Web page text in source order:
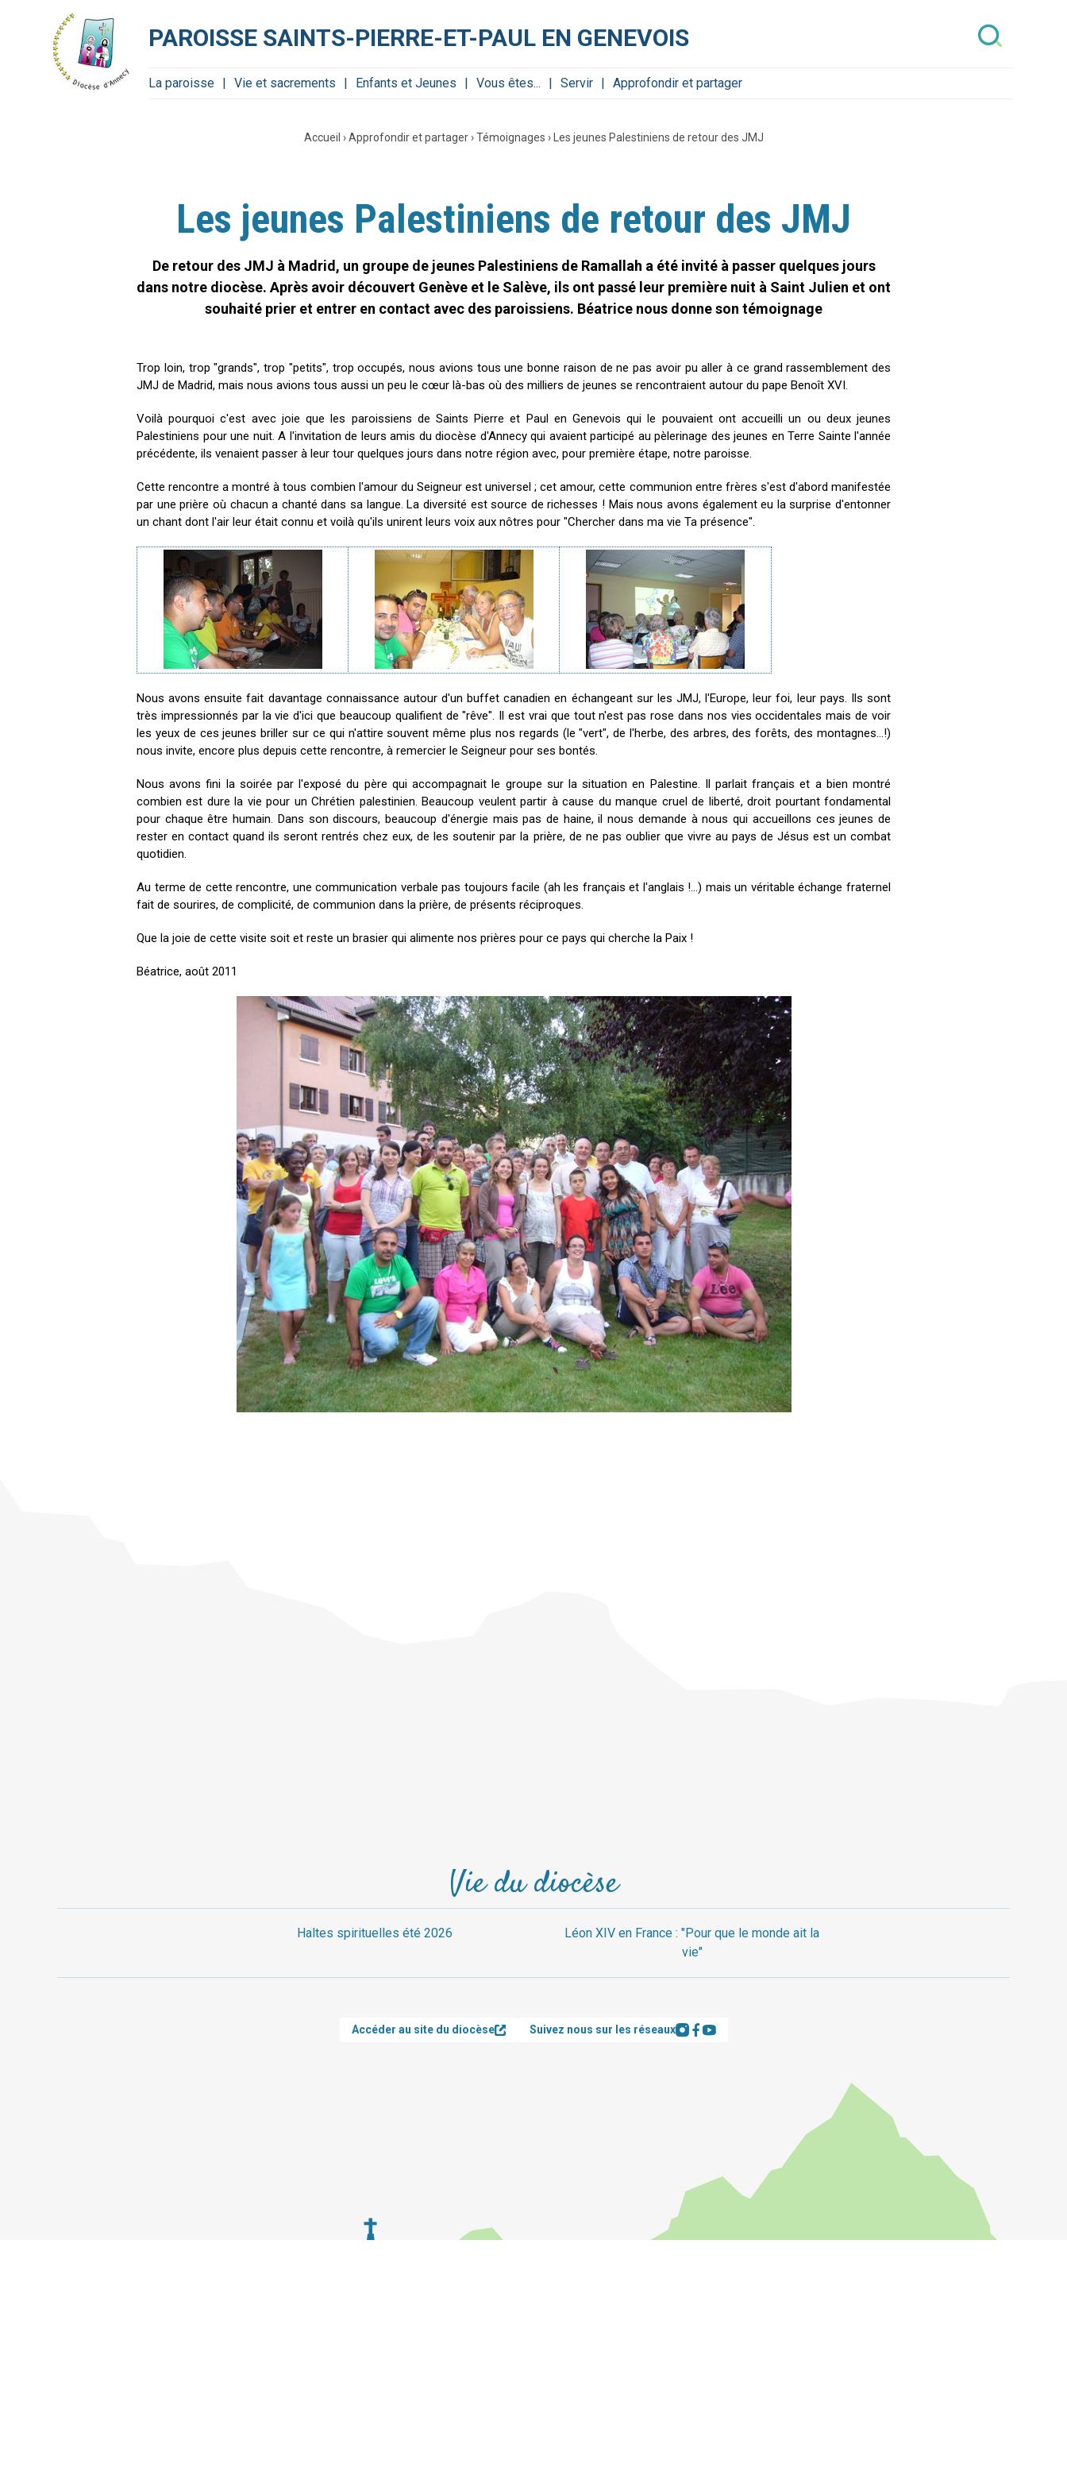
PAROISSE SAINTS-PIERRE-ET-PAUL EN GENEVOIS
La paroisse Vie et sacrements Enfants et Jeunes Vous êtes... Servir Approfondir et partager
Accueil ›Approfondir et partager ›Témoignages › Les jeunes Palestiniens de retour des JMJ
Les jeunes Palestiniens de retour des JMJ
De retour des JMJ à Madrid, un groupe de jeunes Palestiniens de Ramallah a été invité à passer quelques jours
dans notre diocèse. Après avoir découvert Genève et le Salève, ils ont passé leur première nuit à Saint Julien et ont
souhaité prier et entrer en contact avec des paroissiens. Béatrice nous donne son témoignage
Trop loin, trop "grands", trop "petits", trop occupés, nous avions tous une bonne raison de ne pas avoir pu aller à ce grand rassemblement des
JMJ de Madrid, mais nous avions tous aussi un peu le cœur là-bas où des milliers de jeunes se rencontraient autour du pape Benoît XVI.
Voilà pourquoi c'est avec joie que les paroissiens de Saints Pierre et Paul en Genevois qui le pouvaient ont accueilli un ou deux jeunes
Palestiniens pour une nuit. A l'invitation de leurs amis du diocèse d'Annecy qui avaient participé au pèlerinage des jeunes en Terre Sainte l'année
précédente, ils venaient passer à leur tour quelques jours dans notre région avec, pour première étape, notre paroisse.
Cette rencontre a montré à tous combien l'amour du Seigneur est universel ; cet amour, cette communion entre frères s'est d'abord manifestée
par une prière où chacun a chanté dans sa langue. La diversité est source de richesses ! Mais nous avons également eu la surprise d'entonner
un chant dont l'air leur était connu et voilà qu'ils unirent leurs voix aux nôtres pour "Chercher dans ma vie Ta présence".
Nous avons ensuite fait davantage connaissance autour d'un buffet canadien en échangeant sur les JMJ, l'Europe, leur foi, leur pays. Ils sont
très impressionnés par la vie d'ici que beaucoup qualifient de "rêve". Il est vrai que tout n'est pas rose dans nos vies occidentales mais de voir
les yeux de ces jeunes briller sur ce qui n'attire souvent même plus nos regards (le "vert", de l'herbe, des arbres, des forêts, des montagnes...!)
nous invite, encore plus depuis cette rencontre, à remercier le Seigneur pour ses bontés.
Nous avons fini la soirée par l'exposé du père qui accompagnait le groupe sur la situation en Palestine. Il parlait français et a bien montré
combien est dure la vie pour un Chrétien palestinien. Beaucoup veulent partir à cause du manque cruel de liberté, droit pourtant fondamental
pour chaque être humain. Dans son discours, beaucoup d'énergie mais pas de haine, il nous demande à nous qui accueillons ces jeunes de
rester en contact quand ils seront rentrés chez eux, de les soutenir par la prière, de ne pas oublier que vivre au pays de Jésus est un combat
quotidien.
Au terme de cette rencontre, une communication verbale pas toujours facile (ah les français et l'anglais !...) mais un véritable échange fraternel
fait de sourires, de complicité, de communion dans la prière, de présents réciproques.
Que la joie de cette visite soit et reste un brasier qui alimente nos prières pour ce pays qui cherche la Paix !
Béatrice, août 2011
Vie du diocèse
Haltes spirituelles été 2026
Léon XIV en France : "Pour que le monde ait la
vie"
Accéder au site du diocèse Suivez nous sur les réseaux